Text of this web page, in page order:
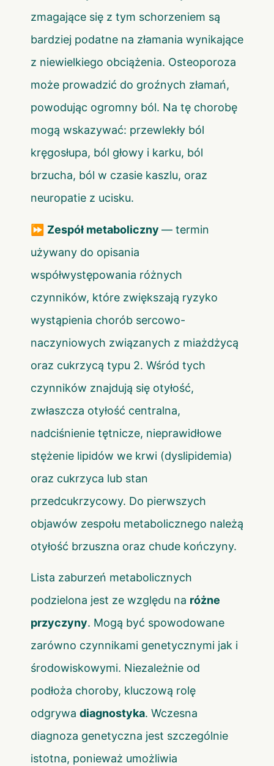
zmagające się z tym schorzeniem są
bardziej podatne na złamania wynikające
z niewielkiego obciążenia. Osteoporoza
może prowadzić do groźnych złamań,
powodując ogromny ból. Na tę chorobę
mogą wskazywać: przewlekły ból
kręgosłupa, ból głowy i karku, ból
brzucha, ból w czasie kaszlu, oraz
neuropatie z ucisku.
⏩ Zespół metaboliczny — termin
używany do opisania
współwystępowania różnych
czynników, które zwiększają ryzyko
wystąpienia chorób sercowo-
naczyniowych związanych z miażdżycą
oraz cukrzycą typu 2. Wśród tych
czynników znajdują się otyłość,
zwłaszcza otyłość centralna,
nadciśnienie tętnicze, nieprawidłowe
stężenie lipidów we krwi (dyslipidemia)
oraz cukrzyca lub stan
przedcukrzycowy. Do pierwszych
objawów zespołu metabolicznego należą
otyłość brzuszna oraz chude kończyny.
Lista zaburzeń metabolicznych
podzielona jest ze względu na różne
przyczyny. Mogą być spowodowane
zarówno czynnikami genetycznymi jak i
środowiskowymi. Niezależnie od
podłoża choroby, kluczową rolę
odgrywa diagnostyka. Wczesna
diagnoza genetyczna jest szczególnie
istotna, ponieważ umożliwia